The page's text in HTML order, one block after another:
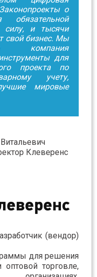
о
обязательной
силу, и тысячи
свой бизнес. Мы
компания
для
проекта по
учету,
мировые
Клеверенс
(вендор)
для решения
оптовой торговле,